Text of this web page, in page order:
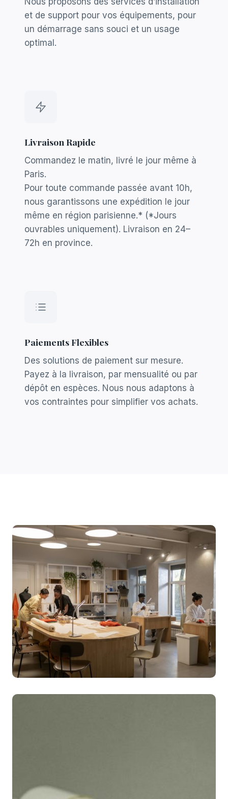
et de support pour vos équipements, pour
un démarrage sans souci et un usage
optimal.
Livraison Rapide
Commandez le matin, livré le jour même à
Paris.
Pour toute commande passée avant 10h,
nous garantissons une expédition le jour
même en région parisienne.* (*Jours
ouvrables uniquement). Livraison en 24–
72h en province.
Paiements Flexibles
Des solutions de paiement sur mesure.
Payez à la livraison, par mensualité ou par
dépôt en espèces. Nous nous adaptons à
vos contraintes pour simplifier vos achats.